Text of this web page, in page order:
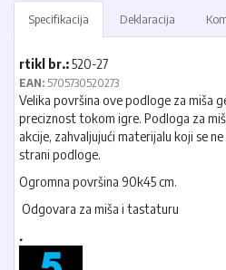
Specifikacija Deklaracija
rtikl br.:520-27
EAN: 5705730520273
Velika površina ove podloge za miša
preciznost tokom igre. Podloga za
akcije, zahvaljujući materijalu koji se
strani podloge.
Ogromna površina 90k45 cm.
Odgovara za miša i tastaturu
.